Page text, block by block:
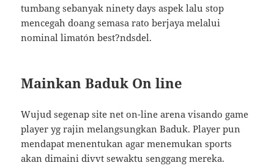
tumbang sebanyak ninety days aspek lalu stop
mencegah doang semasa rato berjaya melalui
nominal limatón best?ndsdel.
Mainkan Baduk On line
Wujud segenap site net on-line arena visando game
player yg rajin melangsungkan Baduk. Player pun
mendapat menentukan agar menemukan sports
akan dimaini divvt sewaktu senggang mereka.